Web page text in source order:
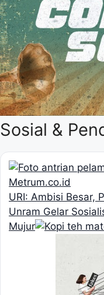
Sosial &
URI: Ambisi Besar,
Unram Gelar
Mujur